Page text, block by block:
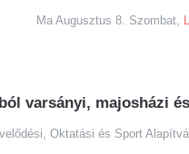
Ma Augusztus 8. Szombat,
varsányi, majosházi
Oktatási és Sport